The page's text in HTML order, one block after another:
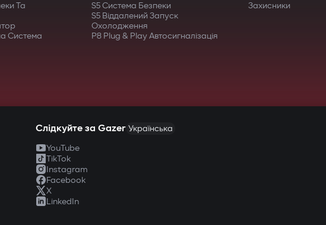
Та
Система
S5 Система Безпеки
S5 Віддалений Запуск
Охолодження
P8 Plug & Play Автосигналізація
Захисники
Слідкуйте за Gazer Українська
YouTube
TikTok
Instagram
Facebook
X
LinkedIn